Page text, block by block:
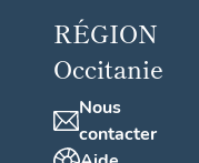
RÉGION
Occitanie
Nous
contacter